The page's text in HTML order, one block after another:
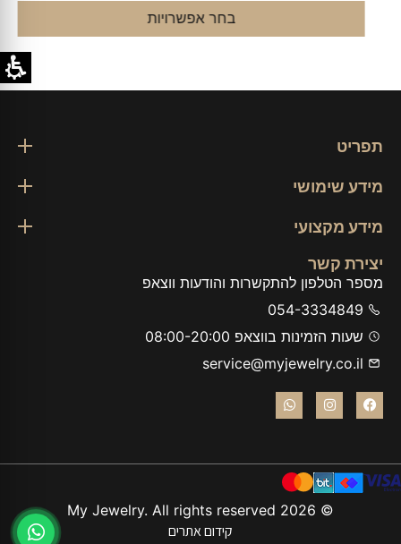
בחר אפשרויות
תפריט
מידע שימושי
מידע מקצועי
יצירת קשר
מספר הטלפון להתקשרות והודעות ווצאפ
054-3334849
שעות הזמינות בווצאפ 08:00-20:00
service@myjewelry.co.il
© 2026 My Jewelry. All rights reserved
קידום אתרים